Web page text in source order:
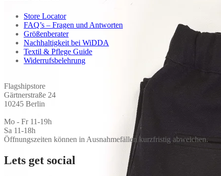
Store Locator
FAQ’s – Fragen und Antworten
Größenberater
Nachhaltigkeit bei WiDDA
Textil & Pflege Guide
Widerrufsbelehrung
Flagshipstore
Gärtnerstraße 24
10245 Berlin
Mo - Fr 11-19h
Sa 11-18h
Öffnungszeiten können in Ausnahmefällen kurzfristig abweichen.
Lets get social